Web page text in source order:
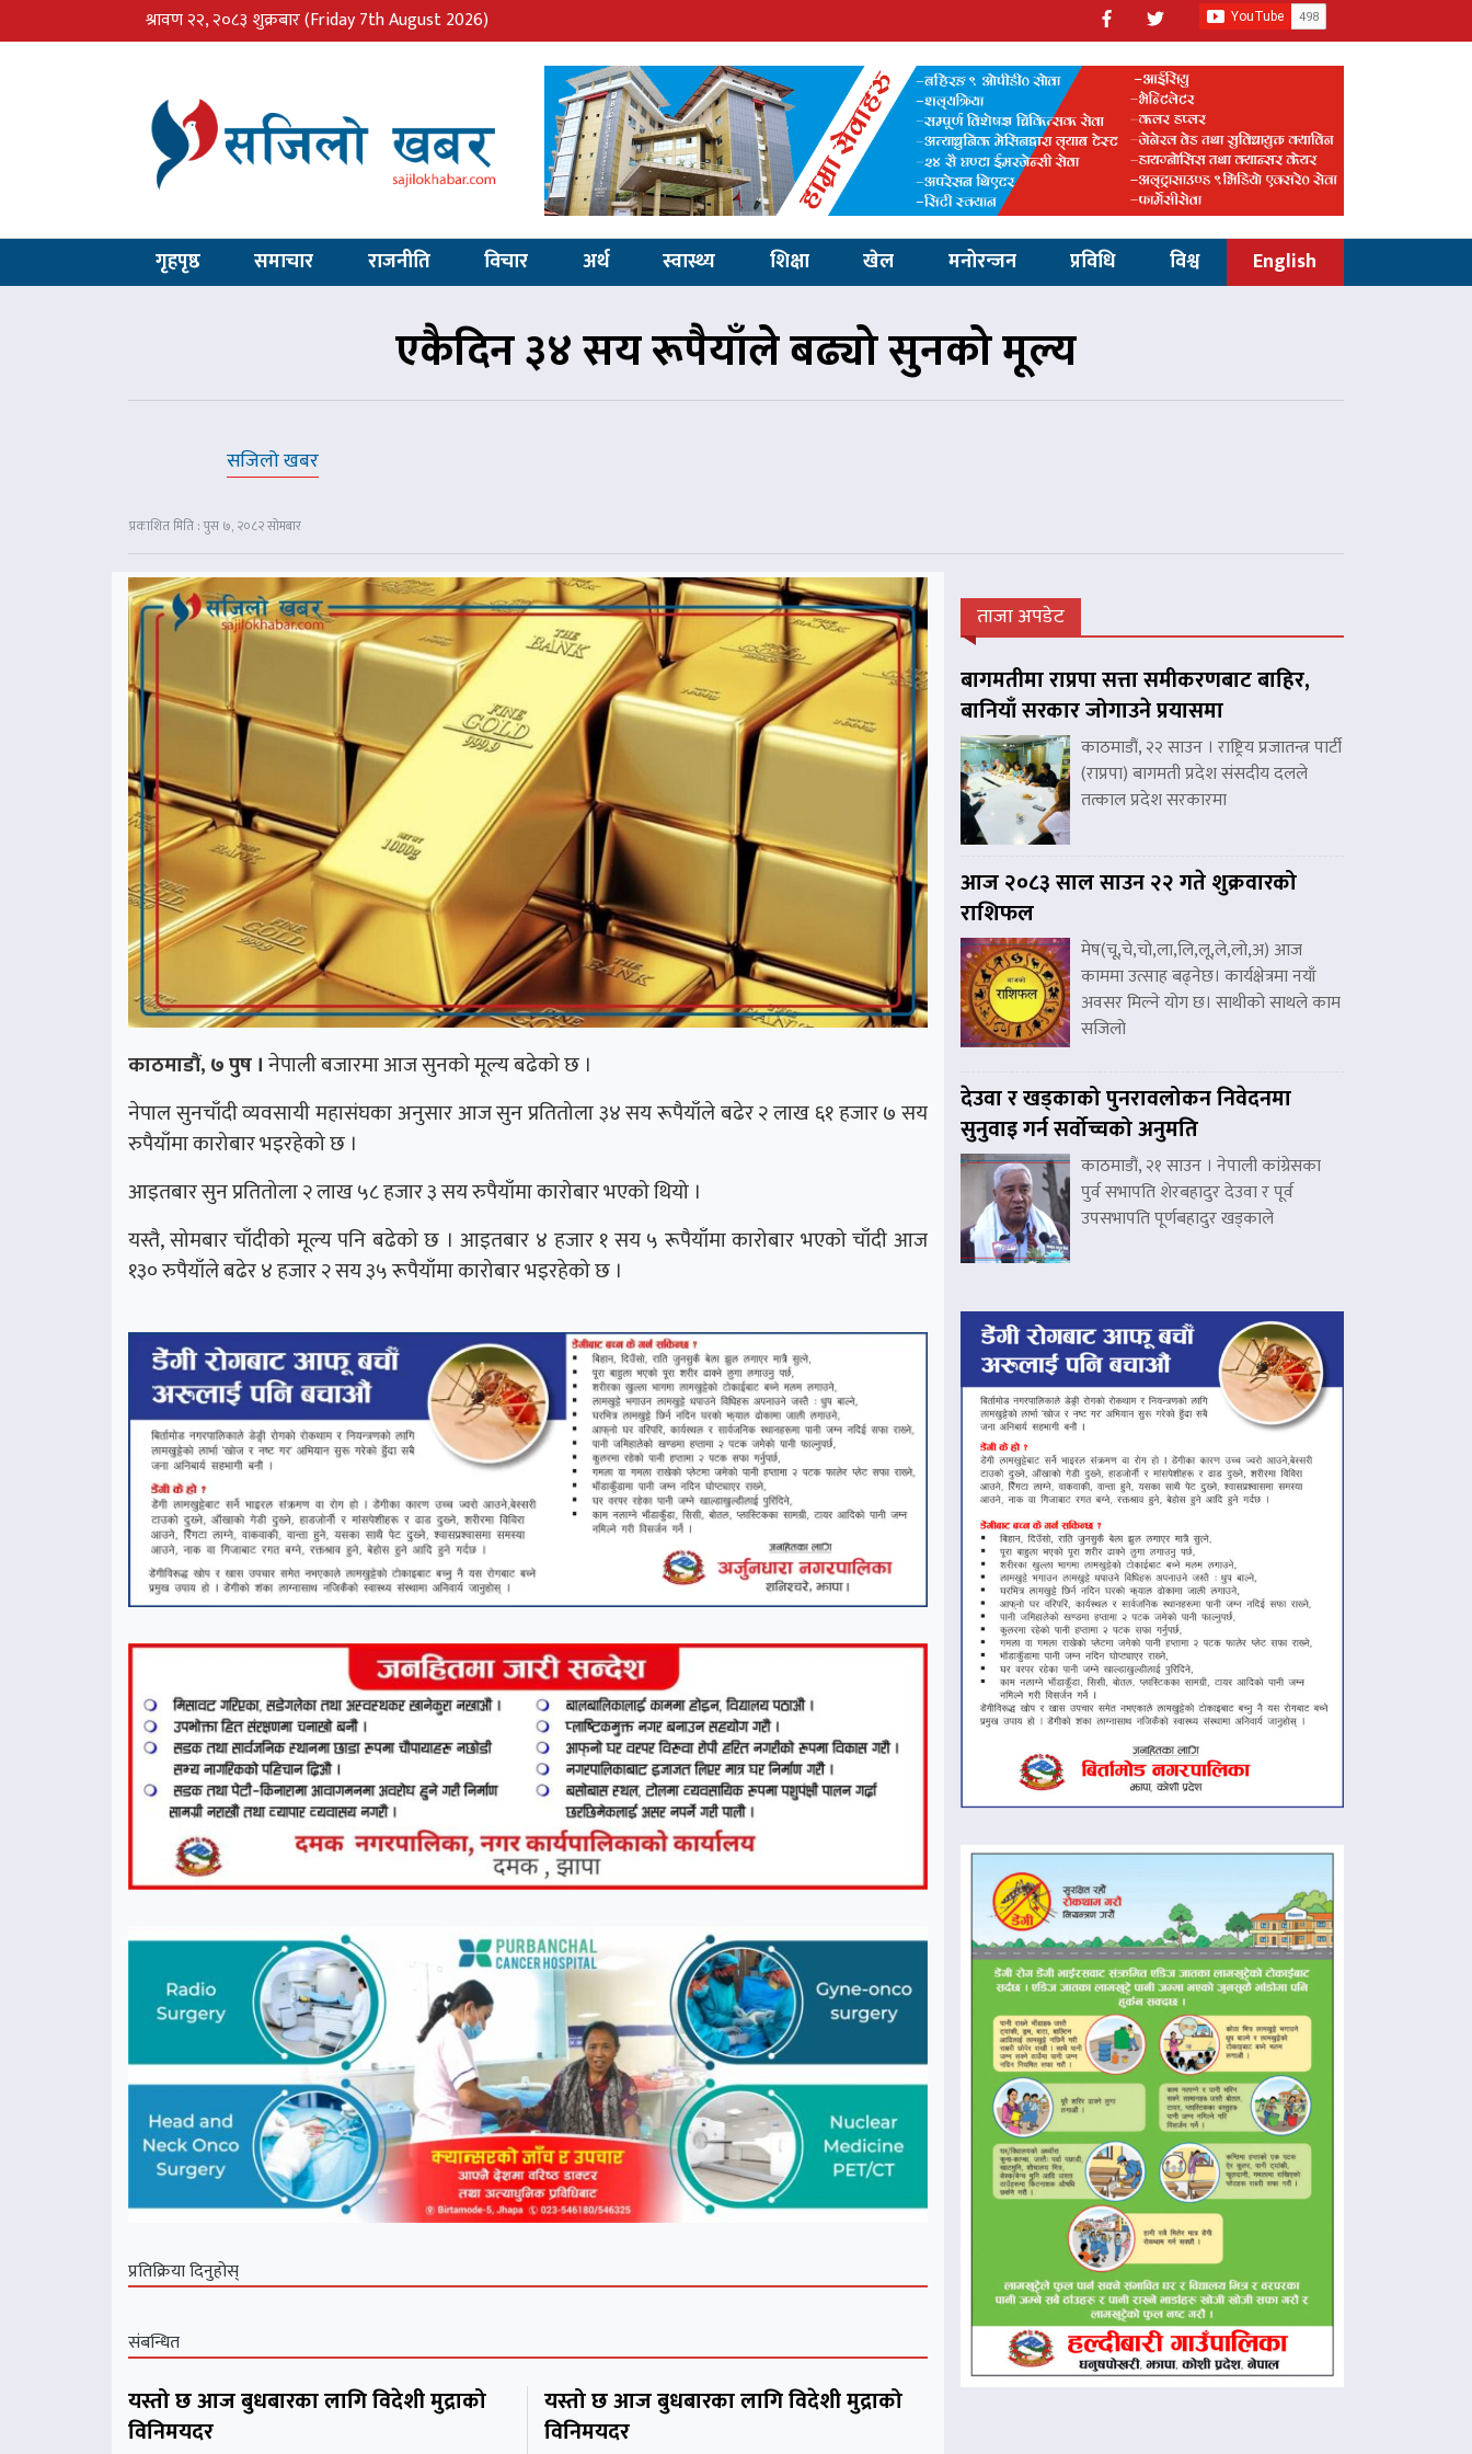
श्रावण २२, २०८३ शुक्रबार(Friday 7th August 2026)
गृहपृष्ठ समाचार राजनीति विचार अर्थ स्वास्थ्य शिक्षा खेल मनोरन्जन प्रविधि विश्व English
एकैदिन ३४ सय रूपैयाँले बढ्यो सुनको मूल्य
सजिलो खबर
प्रकाशित मिति : पुस ७, २०८२ सोमबार
काठमाडौं, ७ पुष ।नेपाली बजारमा आज सुनको मूल्य बढेको छ ।
नेपाल सुनचाँदी व्यवसायी महासंघका अनुसार आज सुन प्रतितोला ३४ सय रूपैयाँले बढेर २ लाख ६१ हजार ७ सय
रुपैयाँमा कारोबार भइरहेको छ ।
आइतबार सुन प्रतितोला २ लाख ५८ हजार ३ सय रुपैयाँमा कारोबार भएको थियो ।
यस्तै, सोमबार चाँदीको मूल्य पनि बढेको छ । आइतबार ४ हजार १ सय ५ रूपैयाँमा कारोबार भएको चाँदी आज
१३० रुपैयाँले बढेर ४ हजार २ सय ३५ रूपैयाँमा कारोबार भइरहेको छ ।
प्रतिक्रिया दिनुहोस्
संबन्धित
यस्तो छ आज बुधबारका लागि विदेशी मुद्राको
विनिमयदर
यस्तो छ आज बुधबारका लागि विदेशी मुद्राको
विनिमयदर
ताजा अपडेट
बागमतीमा राप्रपा सत्ता समीकरणबाट बाहिर,
बानियाँ सरकार जोगाउने प्रयासमा
काठमाडौं, २२ साउन । राष्ट्रिय प्रजातन्त्र पार्टी
(राप्रपा) बागमती प्रदेश संसदीय दलले
तत्काल प्रदेश सरकारमा
आज २०८३ साल साउन २२ गते शुक्रवारको
राशिफल
मेष(चू,चे,चो,ला,लि,लू,ले,लो,अ) आज
काममा उत्साह बढ्नेछ। कार्यक्षेत्रमा नयाँ
अवसर मिल्ने योग छ। साथीको साथले काम
सजिलो
देउवा र खड्काको पुनरावलोकन निवेदनमा
सुनुवाइ गर्न सर्वोच्चको अनुमति
काठमाडौं, २१ साउन । नेपाली कांग्रेसका
पुर्व सभापति शेरबहादुर देउवा र पूर्व
उपसभापति पूर्णबहादुर खड्काले